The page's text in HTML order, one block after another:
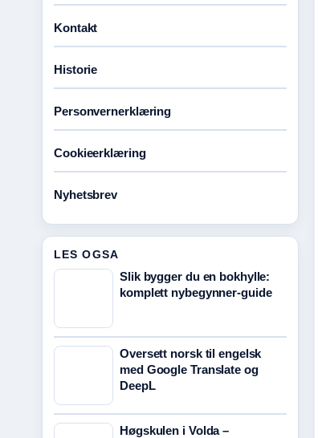
Kontakt
Historie
Personvernerklæring
Cookieerklæring
Nyhetsbrev
LES OGSA
Slik bygger du en bokhylle:
komplett nybegynner-guide
Oversett norsk til engelsk
med Google Translate og
DeepL
Høgskulen i Volda –